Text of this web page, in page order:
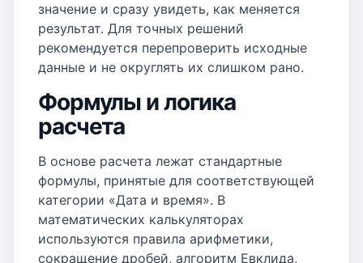
значение и сразу увидеть, как меняется
результат. Для точных решений
рекомендуется перепроверить исходные
данные и не округлять их слишком рано.
Формулы и логика
расчета
В основе расчета лежат стандартные
формулы, принятые для соответствующей
категории «Дата и время». В
математических калькуляторах
используются правила арифметики,
сокращение дробей, алгоритм Евклида,